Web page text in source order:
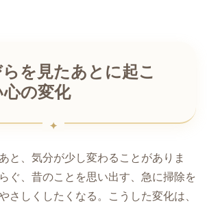
を見たあとに起こ
心の変化
と、気分が少し変わることがありま
ぐ、昔のことを思い出す、急に掃除を
さしくしたくなる。こうした変化は、